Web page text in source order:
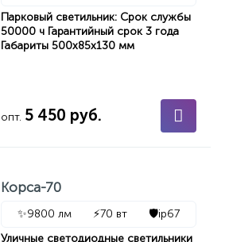
Парковый светильник: Срок службы
50000 ч Гарантийный срок 3 года
Габариты 500х85х130 мм
опт. 5 450 руб.
Корса-70
✨9800 лм ⚡70 вт 🛡️ip67
Уличные светодиодные светильники